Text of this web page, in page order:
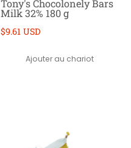
Tony's Chocolonely Bars
Milk 32% 180 g
$9.61 USD
Ajouter au chariot